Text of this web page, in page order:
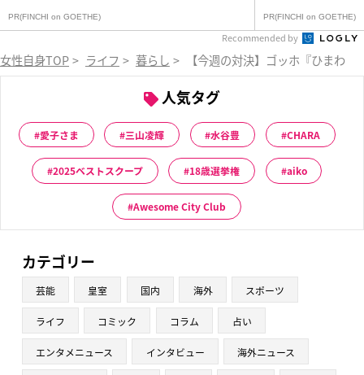
PR(FINCHI on GOETHE) PR(FINCHI on GOETHE)
Recommended by
女性自身TOP > ライフ > 暮らし > 【今週の対決】ゴッホ『ひまわ
人気タグ
愛子さま 三山凌輝 水谷豊 CHARA
2025ベストスクープ 18歳選挙権 aiko
Awesome City Club
カテゴリー
芸能 皇室 国内 海外 スポーツ
ライフ コミック コラム 占い
エンタメニュース インタビュー 海外ニュース